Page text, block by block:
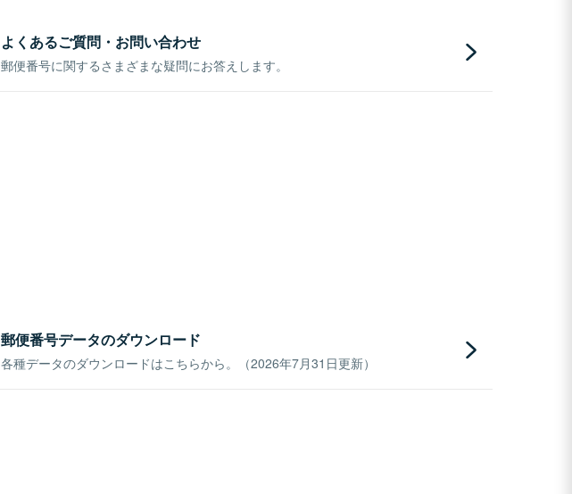
よくあるご質問・お問い合わせ
郵便番号に関するさまざまな疑問にお答えします。
郵便番号データのダウンロード
各種データのダウンロードはこちらから。（2026年7月31日更新）